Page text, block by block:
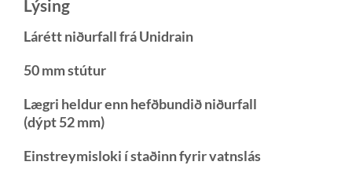
Lýsing
Lárétt niðurfall frá Unidrain
50 mm stútur
Lægri heldur enn hefðbundið niðurfall
(dýpt 52 mm)
Einstreymisloki í staðinn fyrir vatnslás